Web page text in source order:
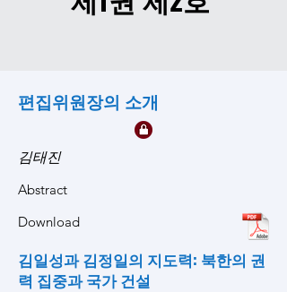
편집위원장의 소개
김태진
Abstract
Download
김일성과 김정일의 지도력: 북한의 권
력 집중과 국가 건설